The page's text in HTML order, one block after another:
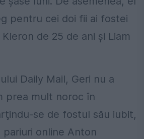
pentru cei doi fii ai fostei
de 25 de ani şi Liam
Daily Mail, Geri nu a
prea mult noroc în
se de fostul său iubit,
online Anton